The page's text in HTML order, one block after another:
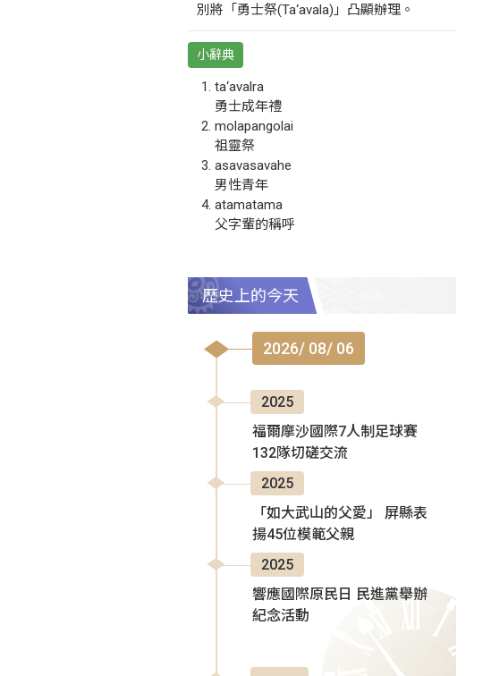
別將「勇士祭(Ta‘avala)」凸顯辦理。
小辭典
ta‘avalra
勇士成年禮
molapangolai
祖靈祭
asavasavahe
男性青年
atamatama
父字輩的稱呼
歷史上的今天
2026/ 08/ 06
2025
福爾摩沙國際7人制足球賽
132隊切磋交流
2025
「如大武山的父愛」 屏縣表
揚45位模範父親
2025
響應國際原民日 民進黨舉辦
紀念活動